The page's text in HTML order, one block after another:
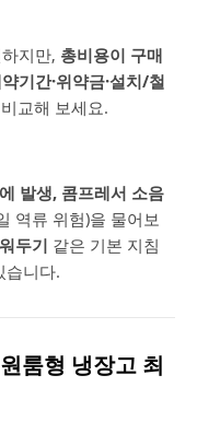
지만, 총비용이 구매
기간·위약금·설치/철
교해 보세요.
발생, 콤프레서 소음
역류 위험)을 물어보
두기 같은 기본 지침
습니다.
룸형 냉장고 최